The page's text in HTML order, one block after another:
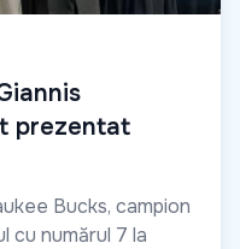
prezentat
Bucks, campion
cu numărul 7 la